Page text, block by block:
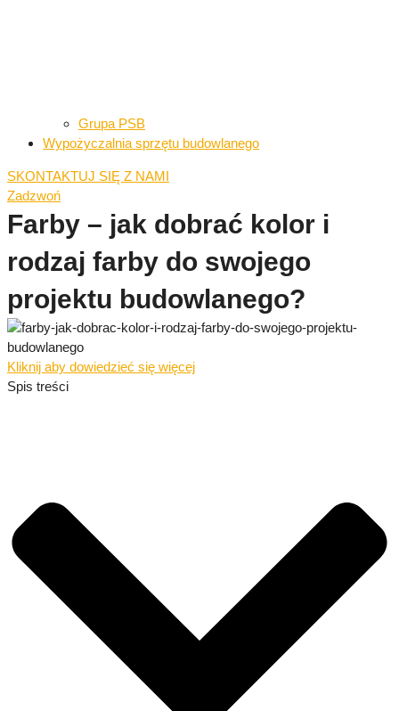
Grupa PSB
Wypożyczalnia sprzętu budowlanego
SKONTAKTUJ SIĘ Z NAMI
Zadzwoń
Farby – jak dobrać kolor i
rodzaj farby do swojego
projektu budowlanego?
Kliknij aby dowiedzieć się więcej
Spis treści